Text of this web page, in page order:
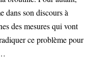
dans son discours à
des mesures qui vont
ce problème pour